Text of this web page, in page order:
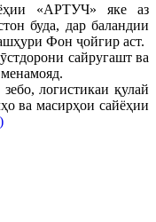
«АРТУЧ» яке аз
буда, дар баландии
Фон ҷойгир аст.
сайругашт ва
логистикаи қулай
ва масирҳои сайёҳии